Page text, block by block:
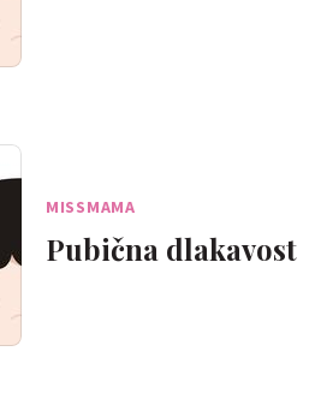
MISSMAMA
Pubična dlakavost